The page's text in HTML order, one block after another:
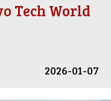
Tech World
2026-01-07